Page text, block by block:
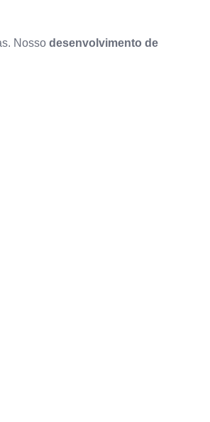
Nosso desenvolvimento de